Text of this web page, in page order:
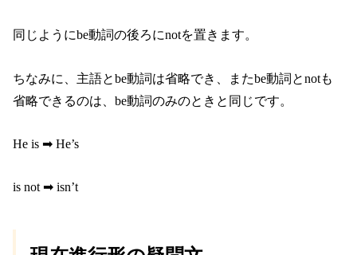
同じようにbe動詞の後ろにnotを置きます。
ちなみに、主語とbe動詞は省略でき、またbe動詞とnotも
省略できるのは、be動詞のみのときと同じです。
He is ➡︎ He’s
is not ➡︎ isn’t